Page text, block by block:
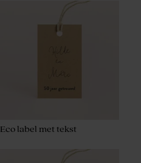
Eco label met tekst